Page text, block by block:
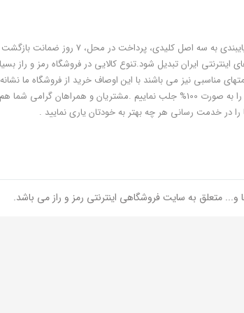
فروشگاه رمز و راز به عنوان یکی از قدیمی‌ترین فروشگاه های اینترنتی با بیش از یک دهه تجربه، با پایبندی به سه اصل کلیدی،
ایران تبدیل شود.تنوع کالایی در فروشگاه رمز و راز
مناسبی نیز می باشند با این اوصاف خرید از فروشگاه ما نشانه
هوشمندی شماست و مطمئنا ما هم به پاس درایت و هوشمندی شما سعی خواهیم کرد رضایت شما را به صورت 100% جلب نماییم .مشتریان و همراهان
در خدمت رسانی هر چه بهتر به خودتان یاری نمایید .
متعلق به سایت فروشگاهی اینترنتی رمز و راز می باشد.